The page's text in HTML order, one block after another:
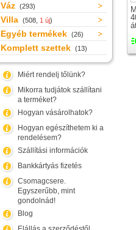
Váz (293)
Villa (508, 1 új)
Egyéb termékek (26)
Komplett szettek (13)
Miért rendelj tőlünk?
Mikorra tudjátok szállítani
a terméket?
Hogyan vásárolhatok?
Hogyan egészíthetem ki a
rendelésem?
Szállítási információk
Bankkártyás fizetés
Csomagcsere.
Egyszerűbb, mint
gondolnád!
Blog